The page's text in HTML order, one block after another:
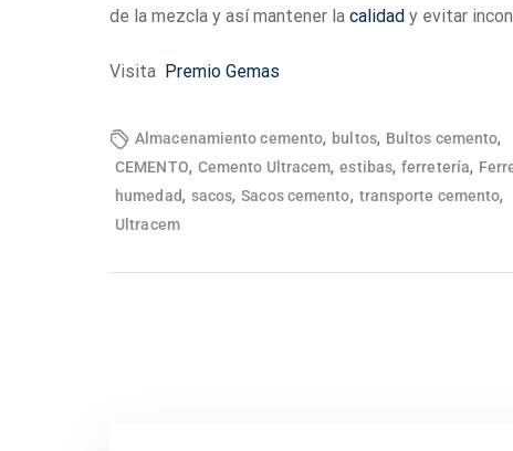
de la mezcla y así mantener la calidad y evitar
Visita Premio Gemas
Almacenamiento cemento, bultos, Bultos cemento,
CEMENTO, Cemento Ultracem, estibas, ferretería,
humedad, sacos, Sacos cemento, transporte cemento,
Ultracem